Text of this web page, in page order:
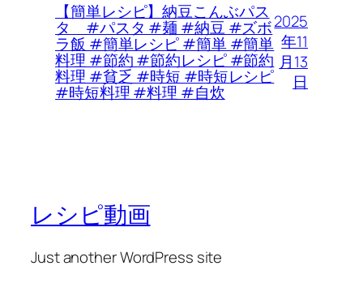
【簡単レシピ】納豆こんぶパス
タ #パスタ #麺 #納豆 #ズボ
ラ飯 #簡単レシピ #簡単 #簡単
料理 #節約 #節約レシピ #節約
料理 #貧乏 #時短 #時短レシピ
#時短料理 #料理 #自炊
2025
年11
月13
日
レシピ動画
Just another WordPress site